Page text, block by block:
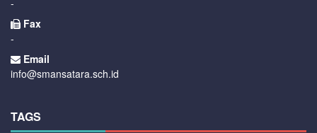
Fax
-
Email
info@smansatara.sch.id
TAGS